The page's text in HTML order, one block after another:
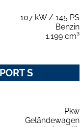
107 kW / 145 PS
Benzin
1.199 cm³
S
Pkw
Geländewagen